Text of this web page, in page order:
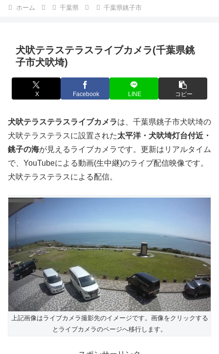
ホーム 千葉県 千葉県銚子市
犬吠テラステラスライブカメラ(千葉県銚
子市犬吠埼)
X Facebook LINE コピー
犬吠テラステラスライブカメラは、千葉県銚子市犬吠埼の
犬吠テラステラスに設置された太平洋・犬吠埼灯台付近・
銚子の海が見えるライブカメラです。更新はリアルタイム
で、YouTubeによる動画(生中継)のライブ配信映像です。
犬吠テラステラスによる配信。
上記画像はライブカメラ撮影先のイメージです。画像をクリックする
とライブカメラのページへ移行します。